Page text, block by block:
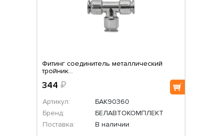
Фитинг соединитель металлический
тройник...
344 ₽
Артикул:
БАК90360
Бренд:
БЕЛАВТОКОМПЛЕКТ
Поставка:
В наличии